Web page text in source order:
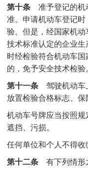
第十条准予登记的
准。申请机动车登记
验。但是，经国家机
技术标准认定的企业
时经检验符合机动车
的，免予安全技术检验。
第十一条驾驶机动车
放置检验合格标志、保
机动车号牌应当按照
遮挡、污损。
任何单位和个人不得收
第十二条有下列情形